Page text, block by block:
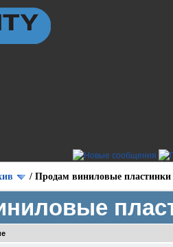
/ Продам виниловые пластинки